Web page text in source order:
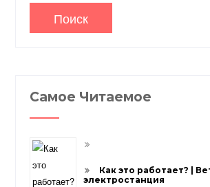
Самое Читаемое
Как это работает? |
электростанция